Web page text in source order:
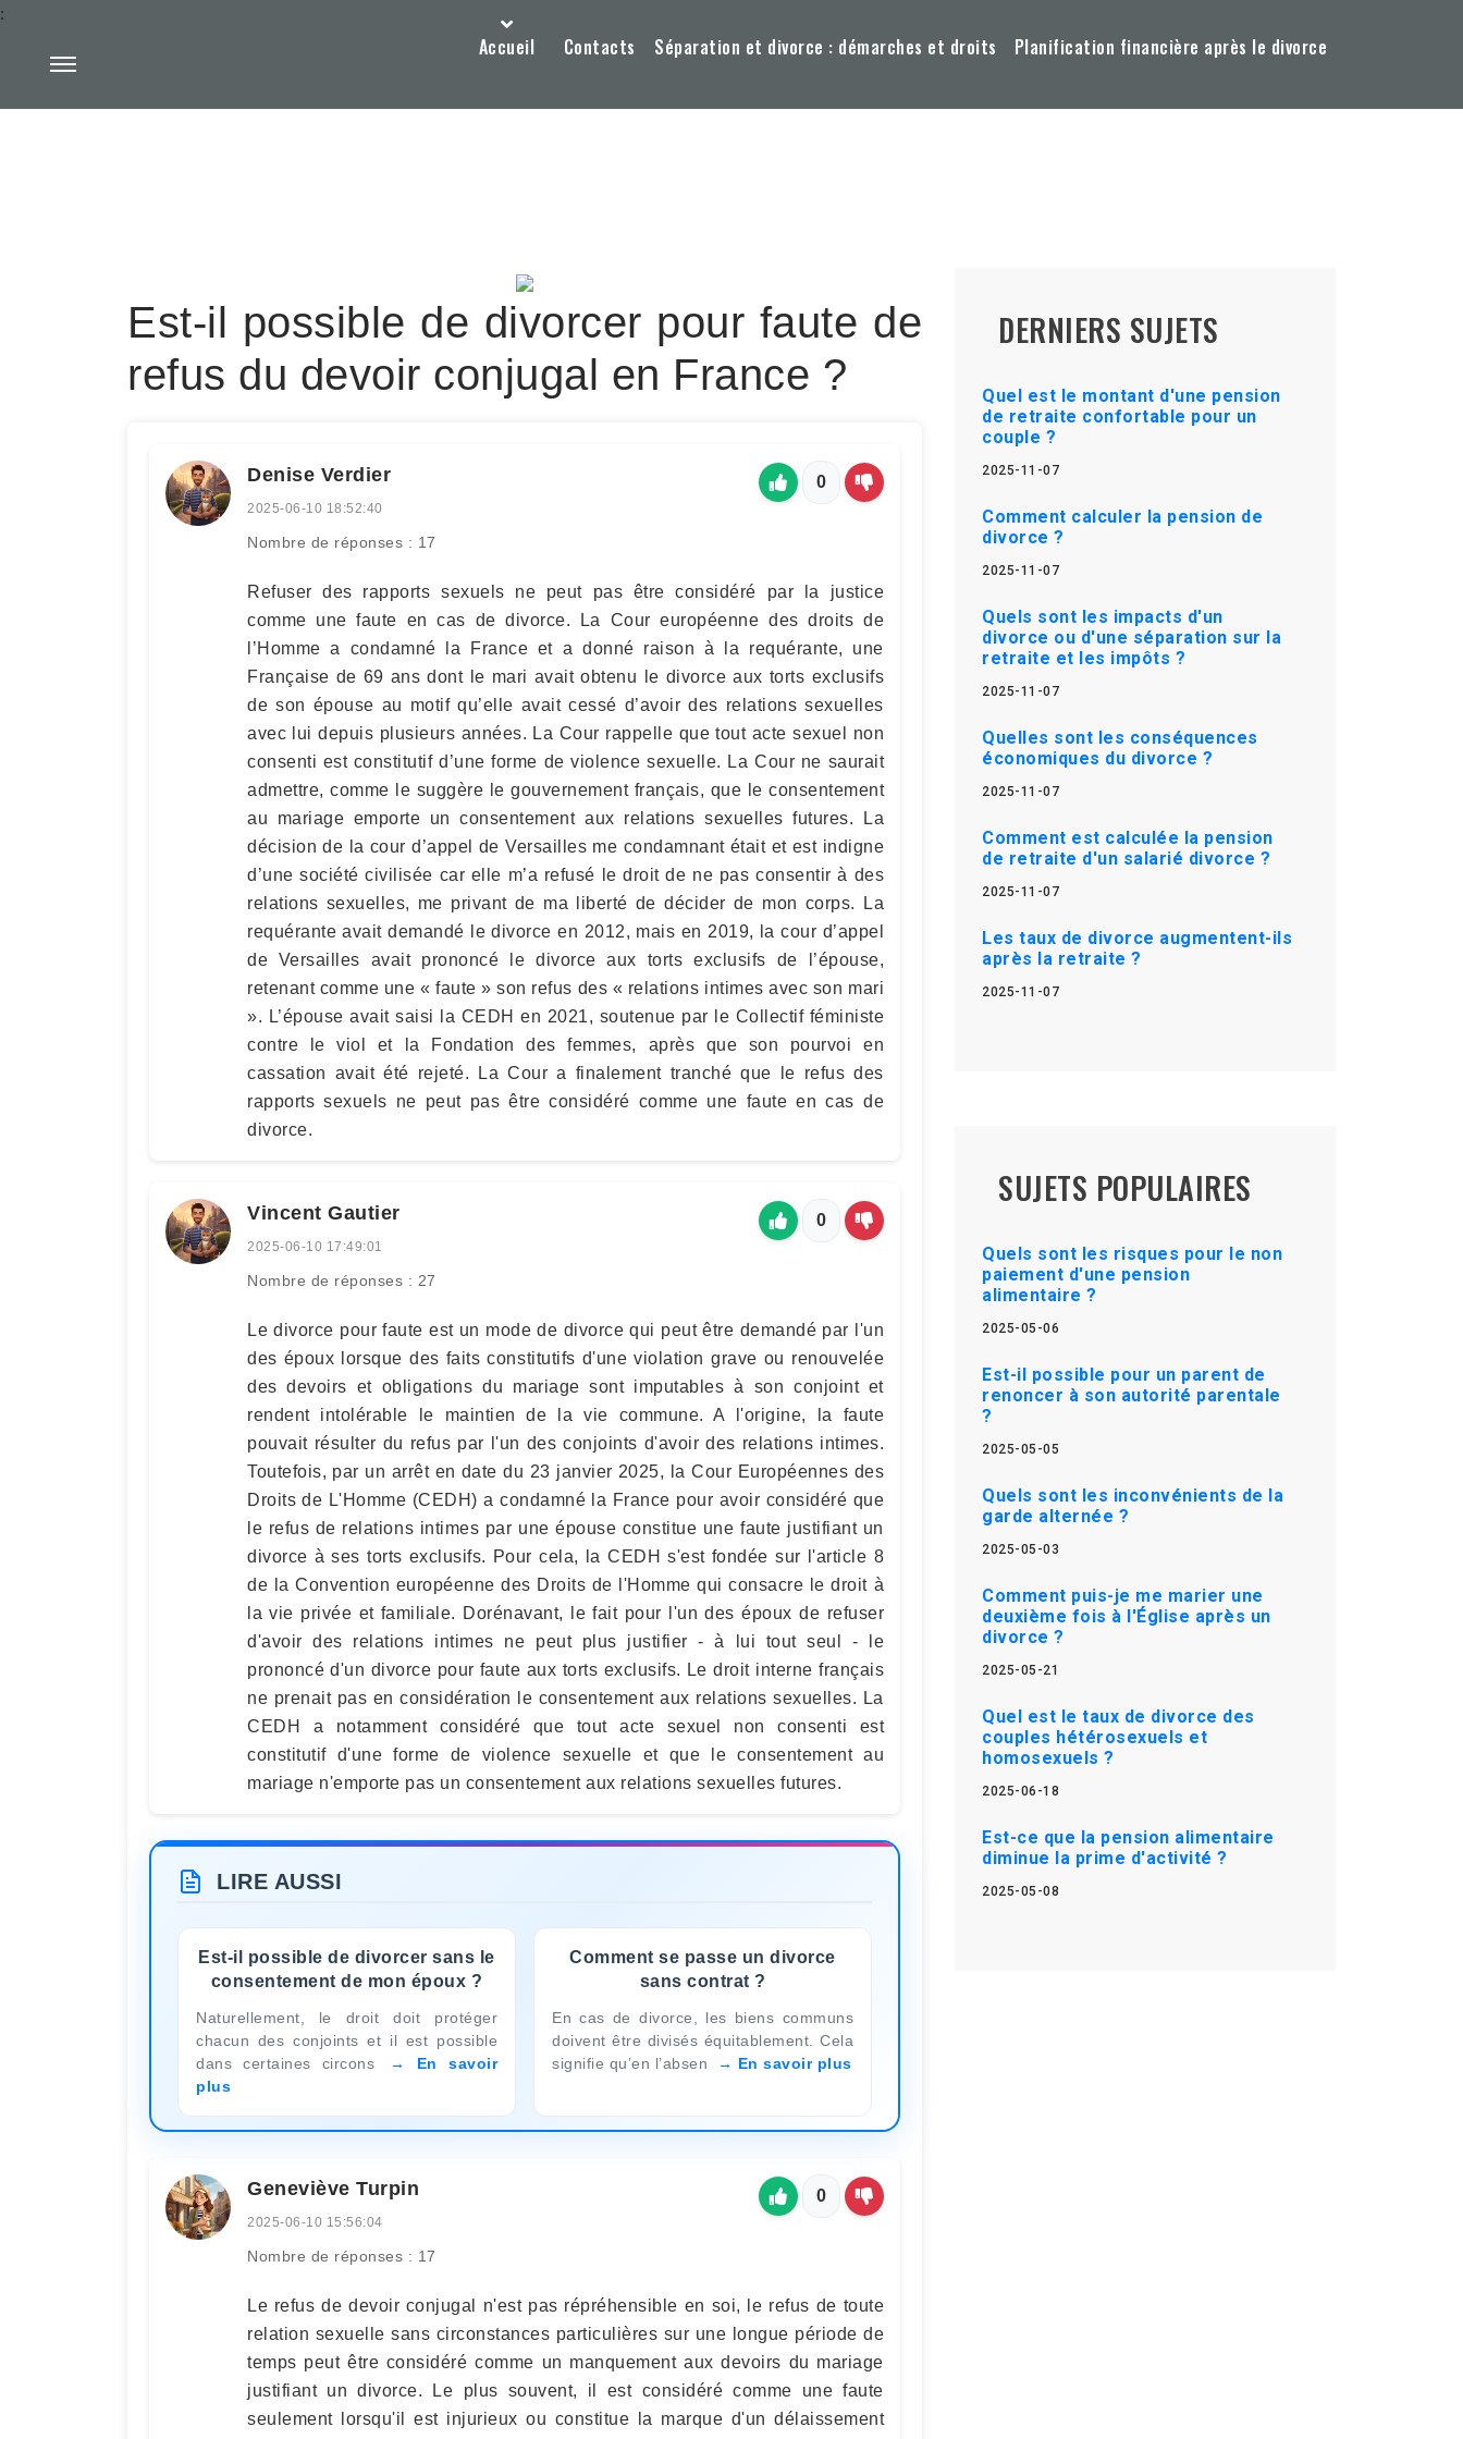
Accueil Contacts Séparation et divorce : démarches et droits Planification financière après le divorce
:
Est-il possible de divorcer pour faute de
refus du devoir conjugal en France ?
Denise Verdier
2025-06-10 18:52:40
Nombre de réponses : 17
0
Refuser des rapports sexuels ne peut pas être considéré par la justice
comme une faute en cas de divorce. La Cour européenne des droits de
l’Homme a condamné la France et a donné raison à la requérante, une
Française de 69 ans dont le mari avait obtenu le divorce aux torts exclusifs
de son épouse au motif qu’elle avait cessé d’avoir des relations sexuelles
avec lui depuis plusieurs années. La Cour rappelle que tout acte sexuel non
consenti est constitutif d’une forme de violence sexuelle. La Cour ne saurait
admettre, comme le suggère le gouvernement français, que le consentement
au mariage emporte un consentement aux relations sexuelles futures. La
décision de la cour d’appel de Versailles me condamnant était et est indigne
d’une société civilisée car elle m’a refusé le droit de ne pas consentir à des
relations sexuelles, me privant de ma liberté de décider de mon corps. La
requérante avait demandé le divorce en 2012, mais en 2019, la cour d’appel
de Versailles avait prononcé le divorce aux torts exclusifs de l’épouse,
retenant comme une « faute » son refus des « relations intimes avec son mari
». L’épouse avait saisi la CEDH en 2021, soutenue par le Collectif féministe
contre le viol et la Fondation des femmes, après que son pourvoi en
cassation avait été rejeté. La Cour a finalement tranché que le refus des
rapports sexuels ne peut pas être considéré comme une faute en cas de
divorce.
Vincent Gautier
2025-06-10 17:49:01
Nombre de réponses : 27
0
Le divorce pour faute est un mode de divorce qui peut être demandé par l'un
des époux lorsque des faits constitutifs d'une violation grave ou renouvelée
des devoirs et obligations du mariage sont imputables à son conjoint et
rendent intolérable le maintien de la vie commune. A l'origine, la faute
pouvait résulter du refus par l'un des conjoints d'avoir des relations intimes.
Toutefois, par un arrêt en date du 23 janvier 2025, la Cour Européennes des
Droits de L'Homme (CEDH) a condamné la France pour avoir considéré que
le refus de relations intimes par une épouse constitue une faute justifiant un
divorce à ses torts exclusifs. Pour cela, la CEDH s'est fondée sur l'article 8
de la Convention européenne des Droits de l'Homme qui consacre le droit à
la vie privée et familiale. Dorénavant, le fait pour l'un des époux de refuser
d'avoir des relations intimes ne peut plus justifier - à lui tout seul - le
prononcé d'un divorce pour faute aux torts exclusifs. Le droit interne français
ne prenait pas en considération le consentement aux relations sexuelles. La
CEDH a notamment considéré que tout acte sexuel non consenti est
constitutif d'une forme de violence sexuelle et que le consentement au
mariage n'emporte pas un consentement aux relations sexuelles futures.
LIRE AUSSI
Est-il possible de divorcer sans le
consentement de mon époux ?
Naturellement, le droit doit protéger
chacun des conjoints et il est possible
dans certaines circons
En savoir
plus
Comment se passe un divorce
sans contrat ?
En cas de divorce, les biens communs
doivent être divisés équitablement. Cela
signifie qu’en l’absen
En savoir plus
Geneviève Turpin
2025-06-10 15:56:04
Nombre de réponses : 17
0
Le refus de devoir conjugal n'est pas répréhensible en soi, le refus de toute
relation sexuelle sans circonstances particulières sur une longue période de
temps peut être considéré comme un manquement aux devoirs du mariage
justifiant un divorce. Le plus souvent, il est considéré comme une faute
seulement lorsqu'il est injurieux ou constitue la marque d'un délaissement
DERNIERS SUJETS
Quel est le montant d'une pension
de retraite confortable pour un
couple ?
2025-11-07
Comment calculer la pension de
divorce ?
2025-11-07
Quels sont les impacts d'un
divorce ou d'une séparation sur la
retraite et les impôts ?
2025-11-07
Quelles sont les conséquences
économiques du divorce ?
2025-11-07
Comment est calculée la pension
de retraite d'un salarié divorce ?
2025-11-07
Les taux de divorce augmentent-ils
après la retraite ?
2025-11-07
SUJETS POPULAIRES
Quels sont les risques pour le non
paiement d'une pension
alimentaire ?
2025-05-06
Est-il possible pour un parent de
renoncer à son autorité parentale
?
2025-05-05
Quels sont les inconvénients de la
garde alternée ?
2025-05-03
Comment puis-je me marier une
deuxième fois à l'Église après un
divorce ?
2025-05-21
Quel est le taux de divorce des
couples hétérosexuels et
homosexuels ?
2025-06-18
Est-ce que la pension alimentaire
diminue la prime d'activité ?
2025-05-08